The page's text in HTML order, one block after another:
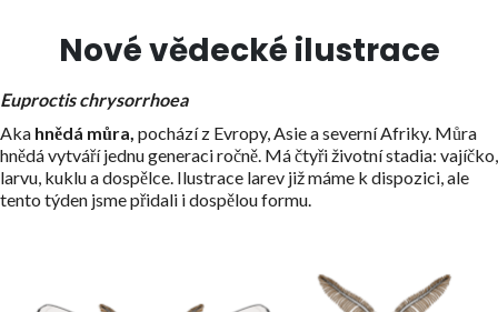
Nové vědecké ilustrace
Euproctis chrysorrhoea
Aka hnědá můra, pochází z Evropy, Asie a severní Afriky. Můra
hnědá vytváří jednu generaci ročně. Má čtyři životní stadia: vajíčko,
larvu, kuklu a dospělce. Ilustrace larev již máme k dispozici, ale
tento týden jsme přidali i dospělou formu.